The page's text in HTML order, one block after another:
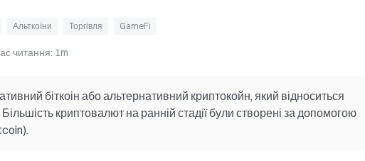
Альткоїни Торгівля GameFi
читання: 1m
біткоін або альтернативний криптокойн, який відноситься
Більшість криптовалют на ранній стадії були створені за допомогою